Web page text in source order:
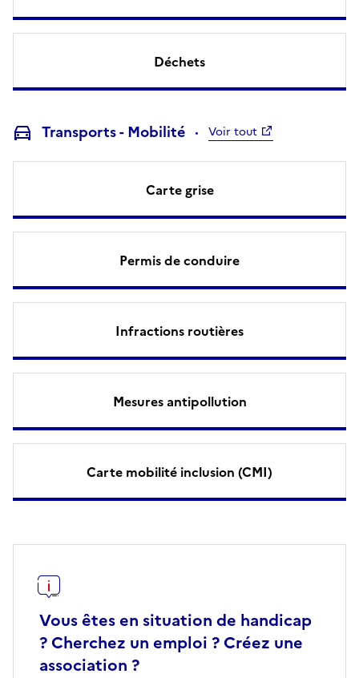
Déchets
Transports - Mobilité Voir tout
Carte grise
Permis de conduire
Infractions routières
Mesures antipollution
Carte mobilité inclusion (CMI)
Vous êtes en situation de handicap
? Cherchez un emploi ? Créez une
association ?